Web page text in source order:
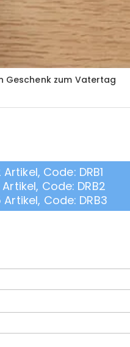
Geschenk zum Vatertag
Code: DRB1
Code: DRB2
Code: DRB3